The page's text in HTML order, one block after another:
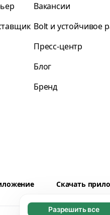
Разрешить все
Вакансии
Bolt и устойчивое
Пресс-центр
Блог
Бренд
Скачать